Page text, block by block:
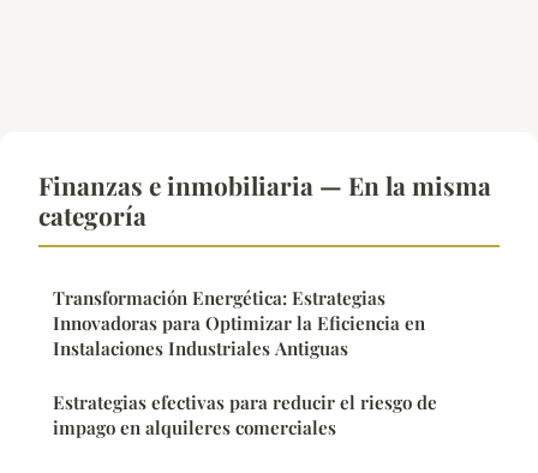
Finanzas e inmobiliaria — En la misma
categoría
Transformación Energética: Estrategias
Innovadoras para Optimizar la Eficiencia en
Instalaciones Industriales Antiguas
Estrategias efectivas para reducir el riesgo de
impago en alquileres comerciales